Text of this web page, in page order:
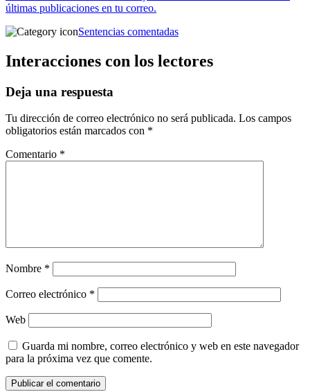
últimas publicaciones en tu correo.
Sentencias comentadas
Interacciones con los lectores
Deja una respuesta
Tu dirección de correo electrónico no será publicada. Los campos
obligatorios están marcados con *
Comentario *
Nombre *
Correo electrónico *
Web
Guarda mi nombre, correo electrónico y web en este navegador
para la próxima vez que comente.